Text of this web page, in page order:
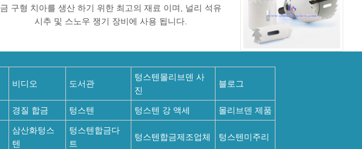
금 구형 치아를 생산 하기 위한 최고의 재료 이며, 널리 석유
시추 및 스노우 쟁기 장비에 사용 됩니다.
비디오 도서관
텅스텐몰리브덴 사
진
블로그
경질 합금 텅스텐 텅스텐 강 액세 몰리브덴 제품
삼산화텅스
텐
텅스텐합금다
트
텅스텐합금제조업체 텅스텐미주리